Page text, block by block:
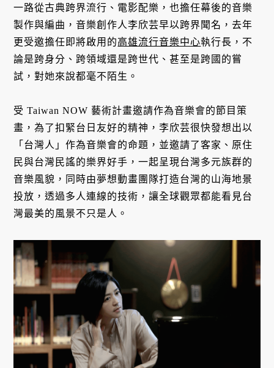
一路從古典跨界流行、電影配樂，也擔任幕後的音樂
製作與編曲，音樂創作人李欣芸早以跨界聞名，去年
更受邀擔任即將啟用的高雄流行音樂中心執行長，不
論是跨身分、跨領域還是跨世代、甚至是跨國的嘗
試，對她來說都毫不陌生。
受 Taiwan NOW 藝術計畫邀請作為音樂會的節目策
畫，為了扣緊台日友好的精神，李欣芸很快發想出以
「台灣人」作為音樂會的命題，並邀請了客家、原住
民與台灣民謠的樂界好手，一起呈現台灣多元族群的
音樂風貌，同時由夢想動畫團隊打造台灣的山海地景
投放，透過多人連線的技術，讓全球觀眾都能看見台
灣最美的風景不只是人。